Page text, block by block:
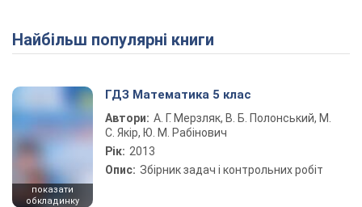
Найбільш популярні книги
показати
обкладинку
ГДЗ Математика 5 клас
Автори: А. Г. Мерзляк, В. Б. Полонський, М.
С. Якір, Ю. М. Рабінович
Рік: 2013
Опис: Збірник задач і контрольних робіт